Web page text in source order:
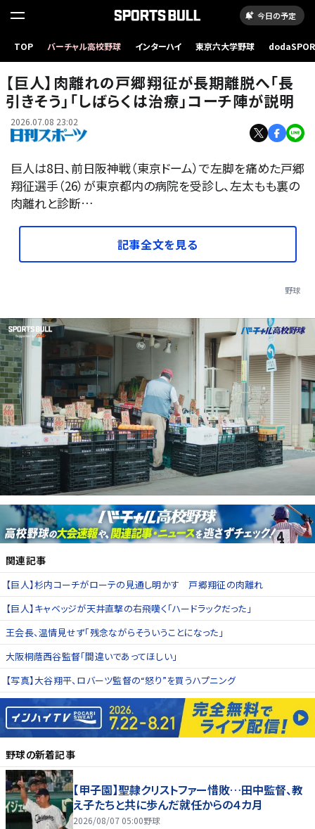
今日の予定
TOP バーチャル高校野球 インターハイ 東京六大学野球
【写真】７日、巨人対阪神 先発した戸郷翔征
【巨人】肉離れの戸郷翔征が長期離脱へ「長
引きそう」「しばらくは治療」コーチ陣が説明
2026.07.08 23:02
巨人は8日、前日阪神戦（東京ドーム）で左脚を痛めた戸郷
翔征選手（26）が東京都内の病院を受診し、左太もも裏の
肉離れと診断…
記事全文を見る
野球
関連記事
【巨人】杉内コーチがローテの見通し明かす 戸郷翔征の肉離れ
【巨人】キャベッジが天井直撃の右飛嘆く「ハードラックだった」
王会長、温情見せず「残念ながらそういうことになった」
大阪桐蔭西谷監督「間違いであってほしい」
【写真】大谷翔平、ロバーツ監督の“怒り”を買うハプニング
野球の新着記事
【甲子園】聖隷クリストファー惜敗…田中監督、教
え子たちと共に歩んだ就任からの４カ月
2026/08/07 05:00野球